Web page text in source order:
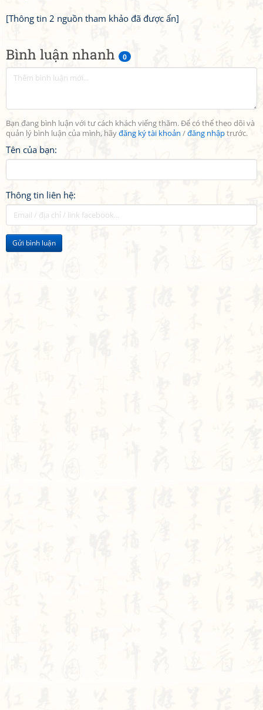
Bình luận nhanh 0
Bạn đang bình luận với tư cách khách viếng thăm. Để có thể theo dõi và
quản lý bình luận của mình, hãyđăng ký tài khoản /đăng nhậptrước.
Tên của bạn:
Thông tin liên hệ:
Gửi bình luận
[Thông tin 2 nguồn tham khảo đã được ẩn]